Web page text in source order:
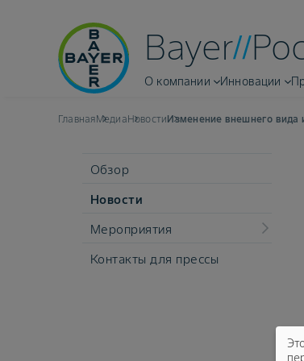
Bayer
О компании Инновации
ГлавнаяМедиаНовостиИзменение внешнего вида
Обзор
Новости
Мероприятия
Контакты для прессы